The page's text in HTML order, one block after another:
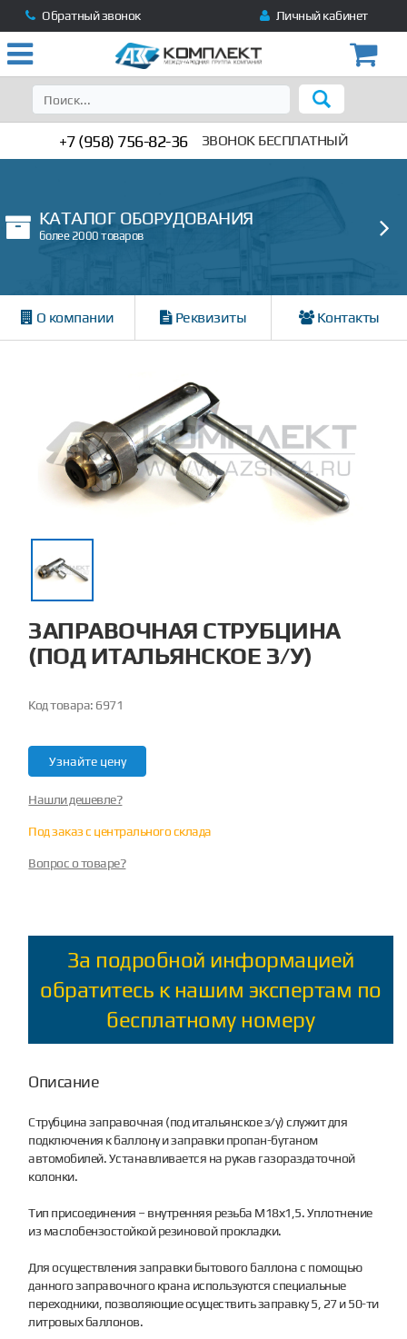
Обратный звонок Личный кабинет
+7 (958) 756-82-36 ЗВОНОК БЕСПЛАТНЫЙ
КАТАЛОГ ОБОРУДОВАНИЯ
более 2000 товаров
О компании Реквизиты Контакты
ЗАПРАВОЧНАЯ СТРУБЦИНА
(ПОД ИТАЛЬЯНСКОЕ З/У)
Код товара: 6971
Узнайте цену
Нашли дешевле?
Под заказ с центрального склада
Вопрос о товаре?
За подробной информацией
обратитесь к нашим экспертам по
бесплатному номеру
Описание
Струбцина заправочная (под итальянское з/у) служит для
подключения к баллону и заправки пропан-бутаном
автомобилей. Устанавливается на рукав газораздаточной
колонки.
Тип присоединения – внутренняя резьба М18х1,5. Уплотнение
из маслобензостойкой резиновой прокладки.
Для осуществления заправки бытового баллона с помощью
данного заправочного крана используются специальные
переходники, позволяющие осуществить заправку 5, 27 и 50-ти
литровых баллонов.